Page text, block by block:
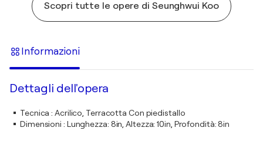
Scopri tutte le opere di Seunghwui Koo
Informazioni
Dettagli dell'opera
Tecnica :Acrilico, Terracotta Con piedistallo
Dimensioni : Lunghezza: 8in, Altezza: 10in, Profondità: 8in